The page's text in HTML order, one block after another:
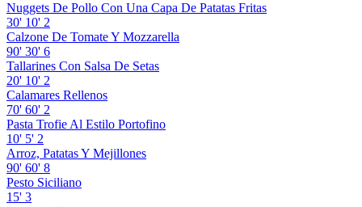
Nuggets De Pollo Con Una Capa De Patatas Fritas
30' 10' 2
Calzone De Tomate Y Mozzarella
90' 30' 6
Tallarines Con Salsa De Setas
20' 10' 2
Calamares Rellenos
70' 60' 2
Pasta Trofie Al Estilo Portofino
10' 5' 2
Arroz, Patatas Y Mejillones
90' 60' 8
Pesto Siciliano
15' 3